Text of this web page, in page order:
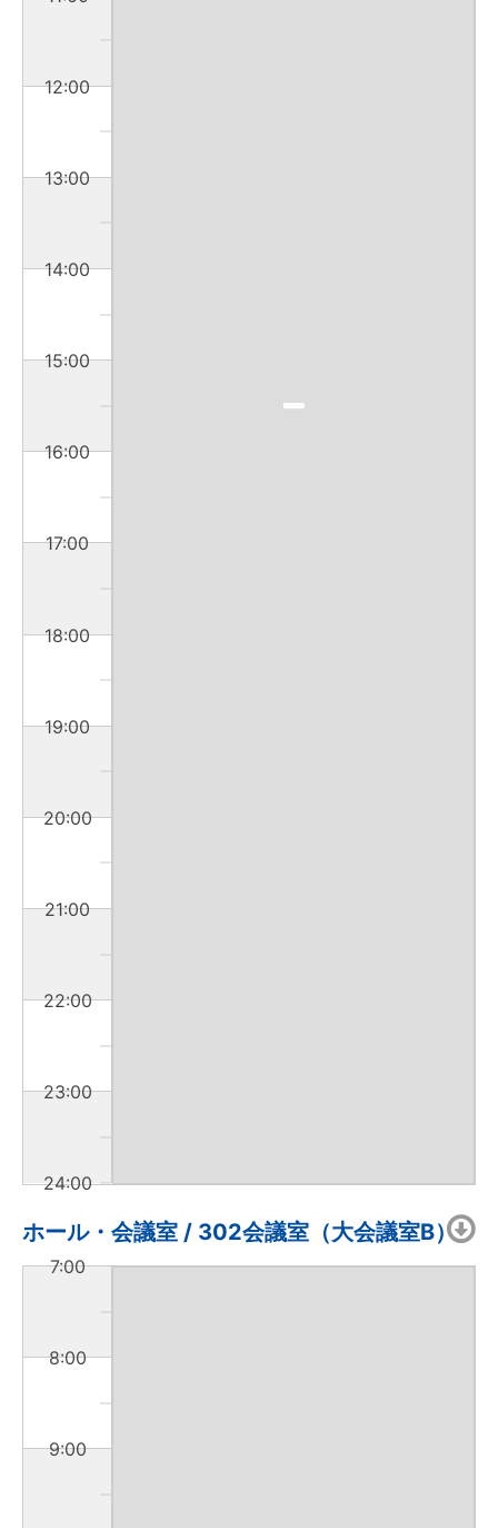
12:00
13:00
14:00
15:00
16:00
17:00
18:00
19:00
20:00
21:00
22:00
23:00
24:00
ホール・会議室 / 302会議室（大会議室B）
7:00
8:00
9:00